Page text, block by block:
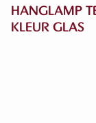
HANGLAMP
KLEUR GLAS